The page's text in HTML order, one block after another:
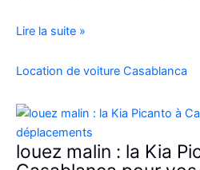
Location
voiture
C3
à
Casablanca
Lire la suite »
Location de voiture Casablanca
louez malin : la Kia